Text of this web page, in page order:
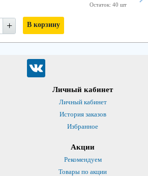
Остаток: 40 шт
+ В корзину
Личный кабинет
Личный кабинет
История заказов
Избранное
Акции
Рекомендуем
Товары по акции